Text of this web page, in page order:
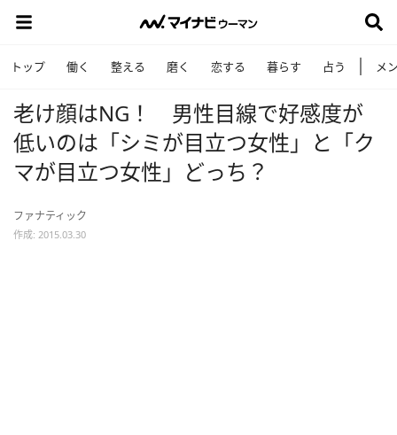
トップ 働く 整える 磨く 恋する 暮らす 占う メ
老け顔はNG！ 男性目線で好感度が
低いのは「シミが目立つ女性」と「ク
マが目立つ女性」どっち？
ファナティック
作成: 2015.03.30